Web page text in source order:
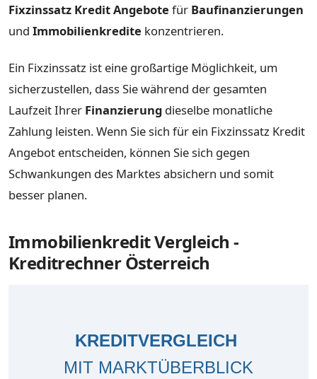
Fixzinssatz Kredit Angebote für Baufinanzierungen
und Immobilienkredite konzentrieren.
Ein Fixzinssatz ist eine großartige Möglichkeit, um
sicherzustellen, dass Sie während der gesamten
Laufzeit Ihrer Finanzierung dieselbe monatliche
Zahlung leisten. Wenn Sie sich für ein Fixzinssatz Kredit
Angebot entscheiden, können Sie sich gegen
Schwankungen des Marktes absichern und somit
besser planen.
Immobilienkredit Vergleich -
Kreditrechner Österreich
KREDITVERGLEICH
MIT MARKTÜBERBLICK